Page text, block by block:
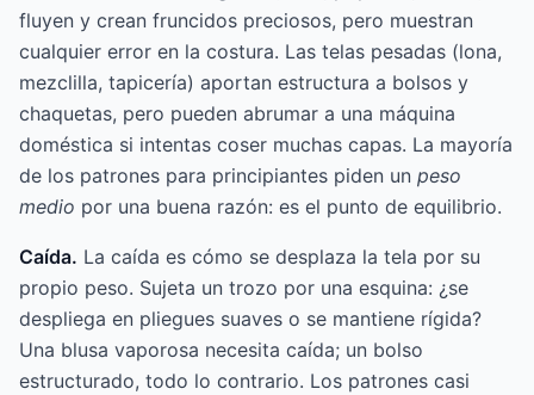
fluyen y crean fruncidos preciosos, pero muestran
cualquier error en la costura. Las telas pesadas (lona,
mezclilla, tapicería) aportan estructura a bolsos y
chaquetas, pero pueden abrumar a una máquina
doméstica si intentas coser muchas capas. La mayoría
de los patrones para principiantes piden un peso
medio por una buena razón: es el punto de equilibrio.
Caída. La caída es cómo se desplaza la tela por su
propio peso. Sujeta un trozo por una esquina: ¿se
despliega en pliegues suaves o se mantiene rígida?
Una blusa vaporosa necesita caída; un bolso
estructurado, todo lo contrario. Los patrones casi